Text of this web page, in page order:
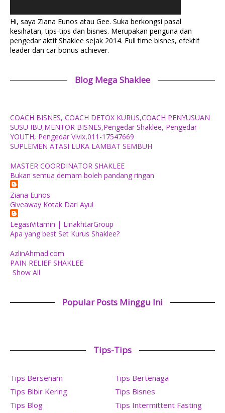
Hi, saya Ziana Eunos atau Gee. Suka berkongsi pasal
kesihatan, tips-tips dan bisnes. Merupakan penguna dan
pengedar aktif Shaklee sejak 2014. Full time bisnes, efektif
leader dan car bonus achiever.
Blog Mega Shaklee
COACH BISNES, COACH DETOX KURUS,COACH PENYUSUAN
SUSU IBU,MENTOR BISNES,Pengedar Shaklee, Pengedar
YOUTH, Pengedar Vivix,011-17547669
SUPLEMEN ATASI LUKA LAMBAT SEMBUH
MASTER COORDINATOR SHAKLEE
Bukan semua demam boleh pandang ringan
Ziana Eunos
Giveaway Kotak Dari Ayu!
LegasiVitamin | LinakhtarGroup
Apa yang best Set Kurus Shaklee?
AzlinAhmad.com
PAIN RELIEF SHAKLEE
Show All
Popular Posts Minggu Ini
Tips-Tips
Tips Bersenam
Tips Bertenaga
Tips Bibir Kering
Tips Bisnes
Tips Blog
Tips Intermittent Fasting